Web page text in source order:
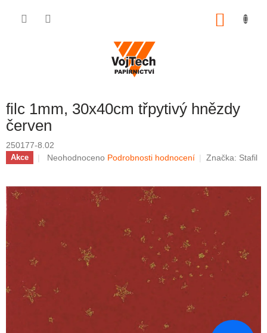
filc 1mm, 30x40cm třpytivý hnězdy
červen
250177-8.02
Akce Průměrné hodnocení produktu je 0,0 z 5 hvězdiček.
Neohodnoceno Podrobnosti hodnocení Značka: Stafil